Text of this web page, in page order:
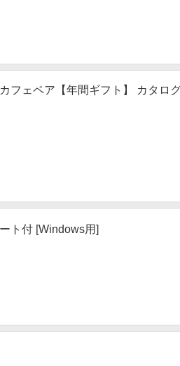
フェペア【年間ギフト】 カタロ
ト付 [Windows用]